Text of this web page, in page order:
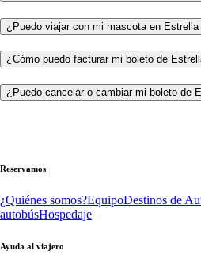
¿Puedo viajar con mi mascota en
¿Cómo puedo facturar mi boleto de
¿Puedo cancelar o cambiar mi boleto de
Reservamos
¿Quiénes somos?EquipoDestinos de
autobúsHospedaje
Ayuda al viajero